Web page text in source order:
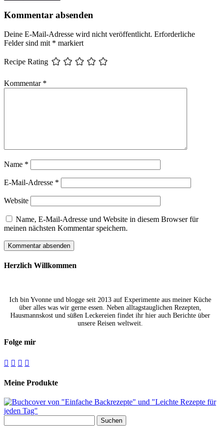
Kommentar absenden
Deine E-Mail-Adresse wird nicht veröffentlicht. Erforderliche
Felder sind mit * markiert
Recipe Rating
Kommentar *
Name *
E-Mail-Adresse *
Website
Name, E-Mail-Adresse und Website in diesem Browser für
meinen nächsten Kommentar speichern.
Herzlich Willkommen
Ich bin Yvonne und blogge seit 2013 auf Experimente aus meiner Küche
über alles was wir gerne essen. Neben alltagstauglichen Rezepten,
Hausmannskost und süßen Leckereien findet ihr hier auch Berichte über
unsere Reisen weltweit.
Folge mir
   
Meine Produkte
nach: